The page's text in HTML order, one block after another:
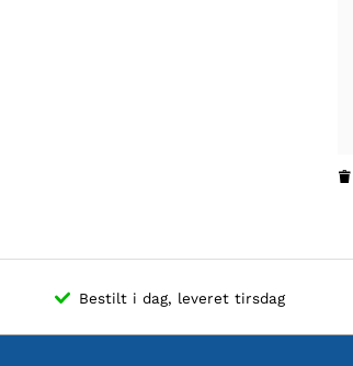

Bestilt i dag, leveret tirsdag